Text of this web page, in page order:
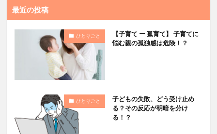
最近の投稿
ひとりごと
【子育て ー 孤育て】 子育てに
悩む親の孤独感は危険！？
ひとりごと
子どもの失敗、どう受け止め
る？その反応が明暗を分け
る！？